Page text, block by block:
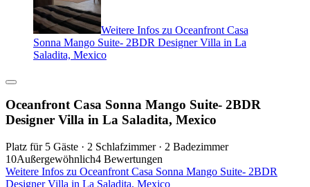
Weitere Infos zu Oceanfront Casa
Sonna Mango Suite- 2BDR Designer Villa in La
Saladita, Mexico
Oceanfront Casa Sonna Mango Suite- 2BDR
Designer Villa in La Saladita, Mexico
Platz für 5 Gäste · 2 Schlafzimmer · 2 Badezimmer
10Außergewöhnlich4 Bewertungen
Weitere Infos zu Oceanfront Casa Sonna Mango Suite- 2BDR
Designer Villa in La Saladita, Mexico